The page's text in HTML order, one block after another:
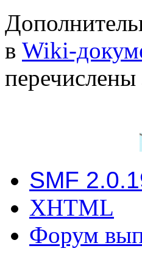
в Wiki-
SMF
XHTML
Форум